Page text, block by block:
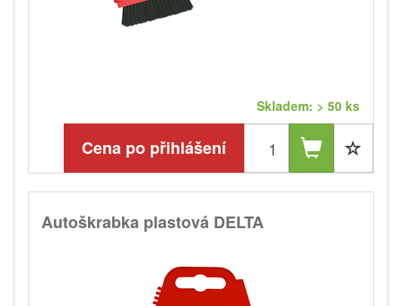
Skladem: > 50 ks
Cena po přihlášení
Autoškrabka plastová DELTA